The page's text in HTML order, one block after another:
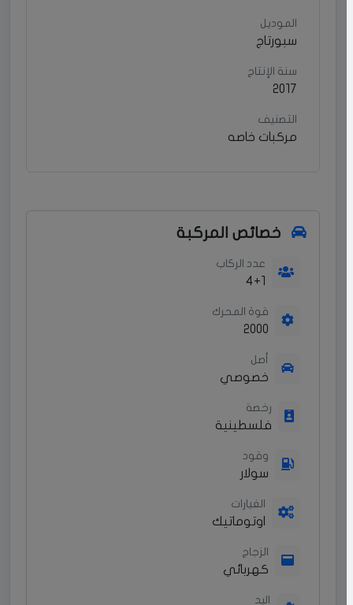
الموديل
سبورتاج
سنة الإنتاج
2017
التصنيف
مركبات خاصه
خصائص المركبة
عدد الركاب
4+1
قوة المحرك
2000
أصل
خصوصي
رخصة
فلسطينية
وقود
سولار
الغيارات
اوتوماتيك
الزجاج
كهربائي
اليد